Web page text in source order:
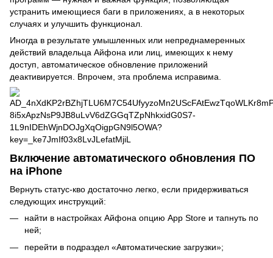
устранить имеющиеся баги в приложениях, а в некоторых
случаях и улучшить функционал.
Иногда в результате умышленных или непреднамеренных
действий владельца Айфона или лиц, имеющих к нему
доступ, автоматическое обновление приложений
деактивируется. Впрочем, эта проблема исправима.
Включение автоматического обновления ПО
на iPhone
Вернуть статус-кво достаточно легко, если придерживаться
следующих инструкций:
найти в настройках Айфона опцию App Store и тапнуть по
ней;
перейти в подраздел «Автоматические загрузки»;